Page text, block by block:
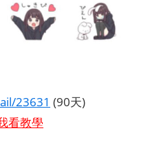
23631 (90天)
看教學